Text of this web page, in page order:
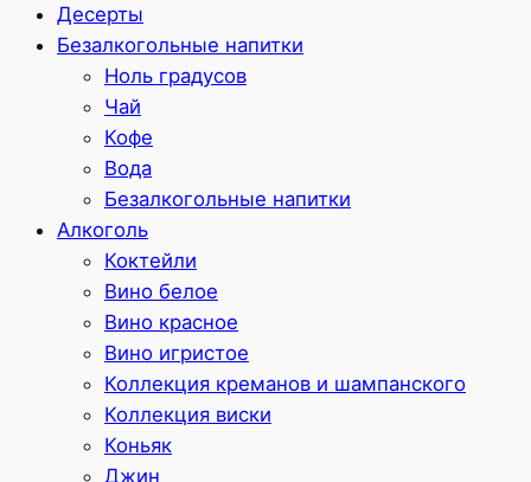
Десерты
Безалкогольные напитки
Ноль градусов
Чай
Кофе
Вода
Безалкогольные напитки
Алкоголь
Коктейли
Вино белое
Вино красное
Вино игристое
Коллекция креманов и шампанского
Коллекция виски
Коньяк
Джин